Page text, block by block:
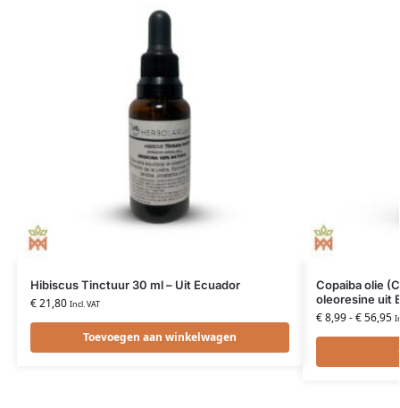
Hibiscus Tinctuur 30 ml – Uit Ecuador
€21,80 Incl. VAT
Toevoegen aan winkelwagen
Copaiba olie
oleoresine uit
€8,99-€56,95